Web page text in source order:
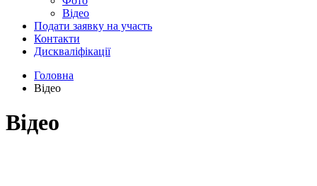
Відео
Подати заявку на участь
Контакти
Дискваліфікації
Головна
Відео
Відео